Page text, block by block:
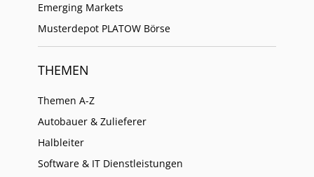
Emerging Markets
Musterdepot PLATOW Börse
THEMEN
Themen A-Z
Autobauer & Zulieferer
Halbleiter
Software & IT Dienstleistungen